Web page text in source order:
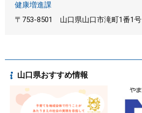
健康増進課
〒753-8501
山口県山口市滝町1番1号
山口県おすすめ情報